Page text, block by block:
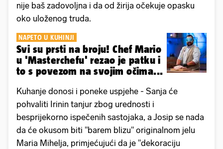
nije baš zadovoljna i da od žirija očekuje opasku
oko uloženog truda.
NAPETO U KUHINJI
Svi su prsti na broju! Chef Mario
u 'Masterchefu' rezao je patku i
to s povezom na svojim očima...
Kuhanje donosi i poneke uspjehe - Sanja će
pohvaliti Irinin tanjur zbog urednosti i
besprijekorno ispečenih sastojaka, a Josip se nada
da će okusom biti "barem blizu" originalnom jelu
Maria Mihelja, primjećujući da je "dekoraciju